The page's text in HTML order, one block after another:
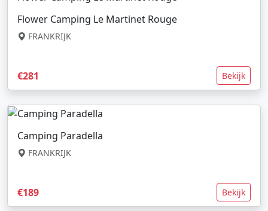
Flower Camping Le Martinet Rouge
FRANKRIJK
€281 Bekijk
Camping Paradella
FRANKRIJK
€189 Bekijk